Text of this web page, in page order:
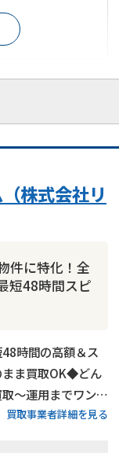
レスポンスが早い
株式会社リ
件に特化！全
短48時間スピ
時間の高額＆ス
ま買取OK◆どん
〜運用までワンス
24時間受付
買取事業者詳細を見る